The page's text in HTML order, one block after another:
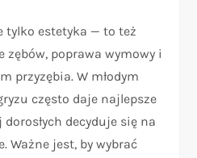
tylko estetyka — to też
poprawa wymowy i
przyzębia. W młodym
często daje najlepsze
decyduje się na
Ważne jest, by wybrać